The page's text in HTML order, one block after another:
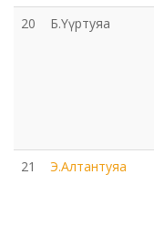
20 Б.Үүртуяа
21 Э.Алтантуяа